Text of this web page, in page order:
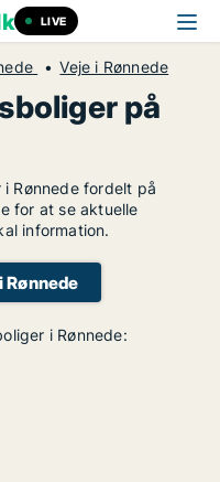
LIVE
Veje i Rønnede
på
Rønnede fordelt på
for at se aktuelle
information.
Rønnede
i Rønnede: